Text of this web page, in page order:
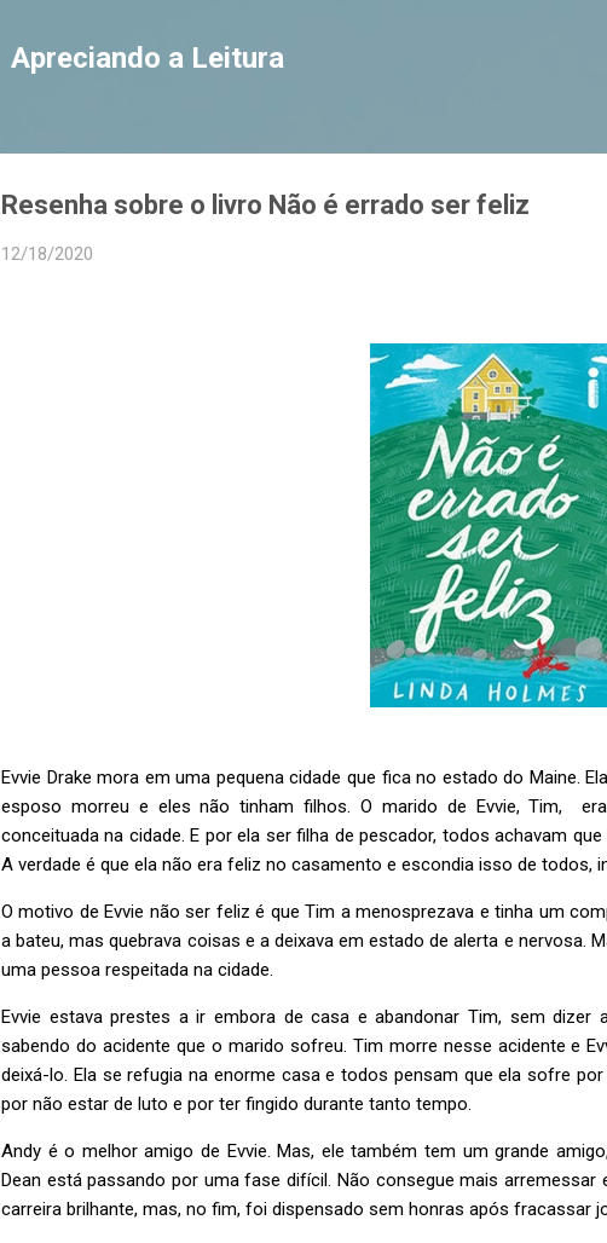
Apreciando a Leitura
Resenha sobre o livro Não é errado ser feliz
12/18/2020
Evvie Drake mora em uma pequena cidade que fica no estado do Maine.
esposo morreu e eles não tinham filhos. O marido de Evvie, Tim,
conceituada na cidade. E por ela ser filha de pescador, todos achavam
A verdade é que ela não era feliz no casamento e escondia isso de todos,
O motivo de Evvie não ser feliz é que Tim a menosprezava e tinha um
a bateu, mas quebrava coisas e a deixava em estado de alerta e nervosa.
uma pessoa respeitada na cidade.
Evvie estava prestes a ir embora de casa e abandonar Tim, sem dizer
sabendo do acidente que o marido sofreu. Tim morre nesse acidente e
deixá-lo. Ela se refugia na enorme casa e todos pensam que ela sofre
por não estar de luto e por ter fingido durante tanto tempo.
Andy é o melhor amigo de Evvie. Mas, ele também tem um grande
Dean está passando por uma fase difícil. Não consegue mais
carreira brilhante, mas, no fim, foi dispensado sem honras após fracassar